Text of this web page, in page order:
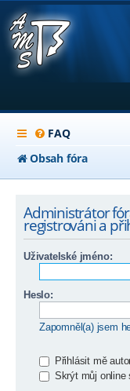
FAQ
Obsah fóra
Administrátor
registrováni a
Uživatelské jméno:
Heslo:
Zapomněl(a) jsem
Přihlásit mě
Skrýt můj online